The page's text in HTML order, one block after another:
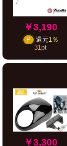
￥3,190
P 還元1％
31 pt
￥3,300